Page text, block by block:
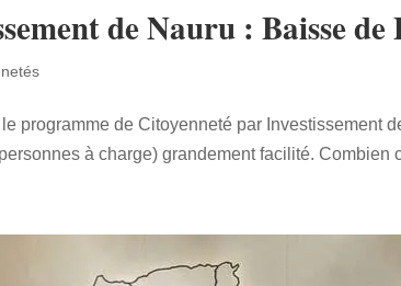
de Nauru : Baisse
programme de Citoyenneté par Investissement
à charge) grandement facilité. Combien